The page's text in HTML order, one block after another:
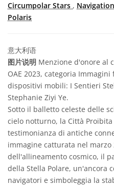
Circumpolar Stars , Navigation
Polaris
意大利语
图片说明 Menzione d'onore al
OAE 2023, categoria
dispositivi mobili: I Sentieri
Stephanie Ziyi Ye.
Sotto il balletto celeste delle
cielo notturno, la Città
testimonianza di antiche
immagine catturata nel
dell'allineamento cosmico, il
della Stella Polare, un'ancora
navigatori e simboleggia la